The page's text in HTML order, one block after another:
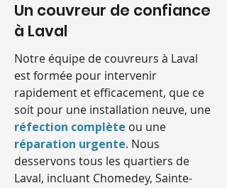
Un couvreur de confiance
à Laval
Notre équipe de couvreurs à Laval
est formée pour intervenir
rapidement et efficacement, que ce
soit pour une installation neuve, une
réfection complète ou une
réparation urgente. Nous
desservons tous les quartiers de
Laval, incluant Chomedey, Sainte-